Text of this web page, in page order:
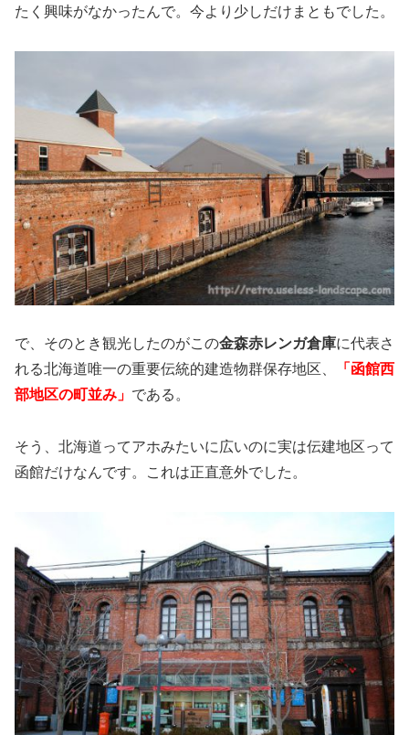
たく興味がなかったんで。今より少しだけまともでした。
で、そのとき観光したのがこの金森赤レンガ倉庫に代表さ
れる北海道唯一の重要伝統的建造物群保存地区、
「函館西
部地区の町並み」 である。
そう、北海道ってアホみたいに広いのに実は伝建地区って
函館だけなんです。これは正直意外でした。